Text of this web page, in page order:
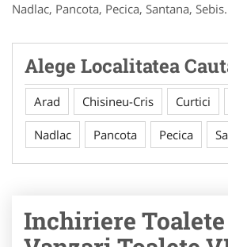
Nadlac, Pancota, Pecica, Santana, Sebis.
Alege Localitatea
Arad Chisineu-Cris Curtici
Nadlac Pancota Pecica
Inchiriere